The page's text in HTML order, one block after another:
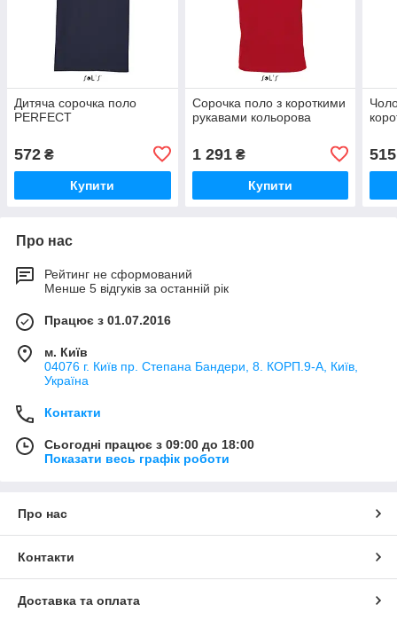
Дитяча сорочка поло
PERFECT
572 ₴
Купити
Сорочка поло з короткими
рукавами кольорова
1 291₴
Купити
515
Про нас
Рейтинг не сформований
Менше 5 відгуків за останній рік
Працює з 01.07.2016
м. Київ
04076 г. Київ пр. Степана Бандери, 8. КОРП.9-А, Київ,
Україна
Контакти
Сьогодні працює з 09:00 до 18:00
Показати весь графік роботи
Про нас
Контакти
Доставка та оплата